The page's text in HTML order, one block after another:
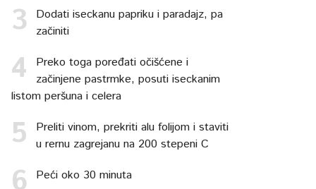
Dodati iseckanu papriku i paradajz, pa
začiniti
Preko toga poređati očišćene i
začinjene pastrmke, posuti iseckanim
listom peršuna i celera
Preliti vinom, prekriti alu folijom i staviti
u rernu zagrejanu na 200 stepeni C
Peći oko 30 minuta